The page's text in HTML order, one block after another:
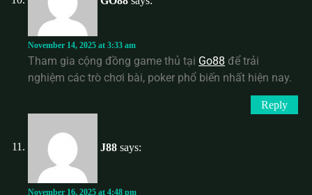
November 14, 2025 at 3:33 am
Tham gia cộng đồng game thủ tại Go88 để trải
nghiệm các trò chơi bài, poker phổ biến nhất hiện nay.
Reply
J88 says:
November 16, 2025 at 4:48 pm